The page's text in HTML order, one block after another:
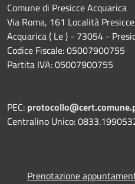
Comune di Presicce Acquarica
Via Roma, 161 Località
Acquarica ( Le ) - 73054 -
Codice Fiscale: 05007900755
Partita IVA: 05007900755
PEC:
Centralino Unico:
Prenotazione